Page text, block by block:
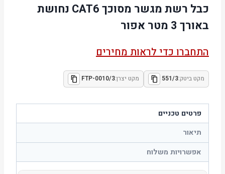
כבל רשת מגשר מסוכך CAT6 נחושת
באורך 3 מטר אפור
התחברו כדי לראות מחירים
מקט ביטק:551/3 מקט יצרן:FTP-0010/3
פרטים טכניים
תיאור
אפשרויות משלוח